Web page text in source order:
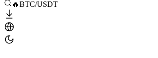
🔥BTC/USDT